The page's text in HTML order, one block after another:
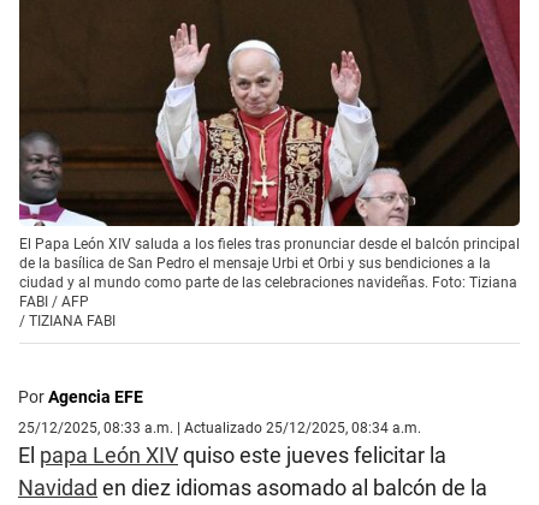
El Papa León XIV saluda a los fieles tras pronunciar desde el balcón principal
de la basílica de San Pedro el mensaje Urbi et Orbi y sus bendiciones a la
ciudad y al mundo como parte de las celebraciones navideñas. Foto: Tiziana
FABI / AFP
/ TIZIANA FABI
PorAgencia EFE
25/12/2025, 08:33 a.m. | Actualizado 25/12/2025, 08:34 a.m.
El papa León XIVquiso este jueves felicitar la
Navidad en diez idiomas asomado al balcón de la